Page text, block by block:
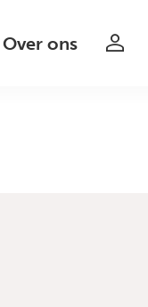
Over ons